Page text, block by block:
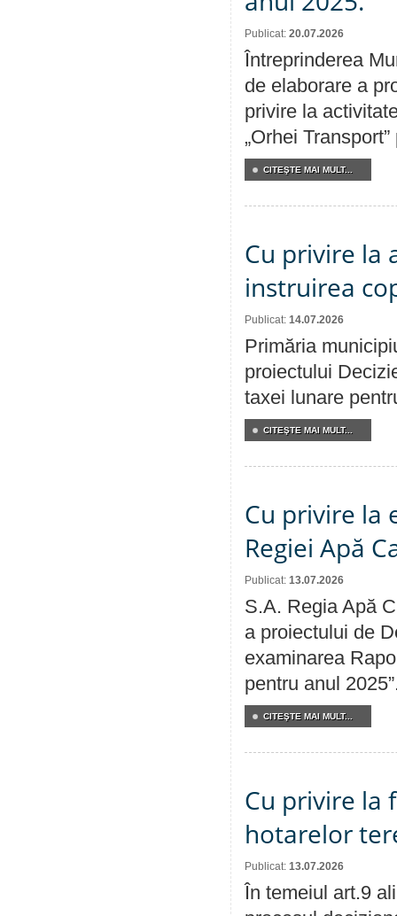
Publicat: 20.07.2026
Întreprinderea
de elaborare a
privire la
„Orhei
CITEŞTE MAI MULT...
Cu privire la
instruirea
Publicat: 14.07.2026
Primăria
proiectului
taxei lunare
CITEŞTE MAI MULT...
Cu privire la
Regiei Apă
Publicat: 13.07.2026
S.A. Regia Apă
a proiectului de
examinarea
pentru anul
CITEŞTE MAI MULT...
Cu privire la
hotarelor
Publicat: 13.07.2026
În temeiul art.9